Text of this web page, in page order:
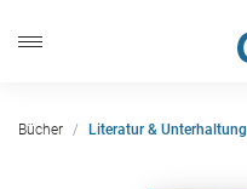
Bücher Literatur & Unterhaltung